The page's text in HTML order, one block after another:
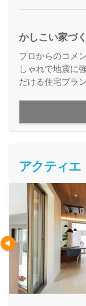
かしこい家づ
プロからのコメ
しゃれで地震に
だける住宅ブラ
が、家を建てた
鋭が確かな技術
アクティエ